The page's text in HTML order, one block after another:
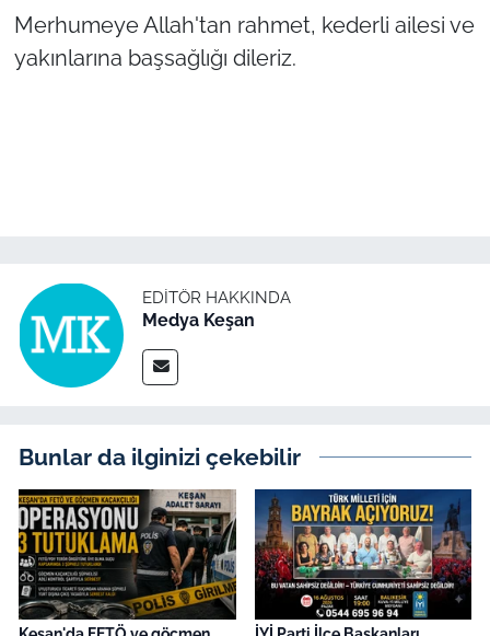
Merhumeye Allah'tan rahmet, kederli ailesi ve
yakınlarına başsağlığı dileriz.
EDITÖR HAKKINDA
Medya Keşan
Bunlar da ilginizi çekebilir
Dış Haberler
Canlı Maç
Finans
Gündem-Eğitim